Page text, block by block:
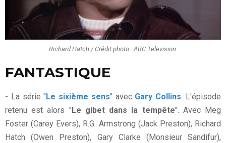
Richard Hatch / Crédit photo : ABC Television.
FANTASTIQUE
- La série " Le sixième sens" avec Gary Collins. L'épisode
retenu est alors " Le gibet dans la tempête". Avec Meg
Foster (Carey Evers), R.G. Armstrong (Jack Preston), Richard
Hatch (Owen Preston), Gary Clarke (Monsieur Sandifur),